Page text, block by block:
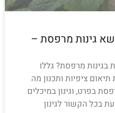
גינות מרפסת –
בגינות מרפסת? גללו
ציפיות ותכנון מה
בפרט, וגינון במיכלים
בכל הקשור לגינון